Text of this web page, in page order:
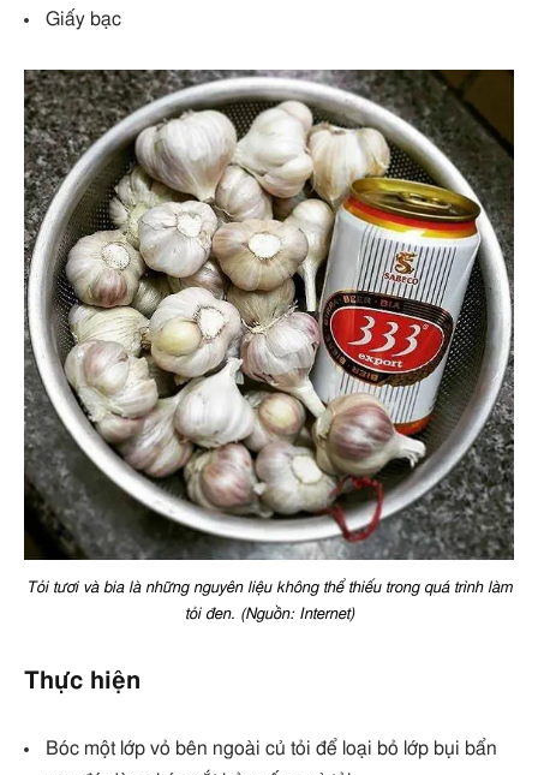
Giấy bạc
Tỏi tươi và bia là những nguyên liệu không thể thiếu trong quá trình làm
tỏi đen. (Nguồn: Internet)
Thực hiện
Bóc một lớp vỏ bên ngoài củ tỏi để loại bỏ lớp bụi bẩn